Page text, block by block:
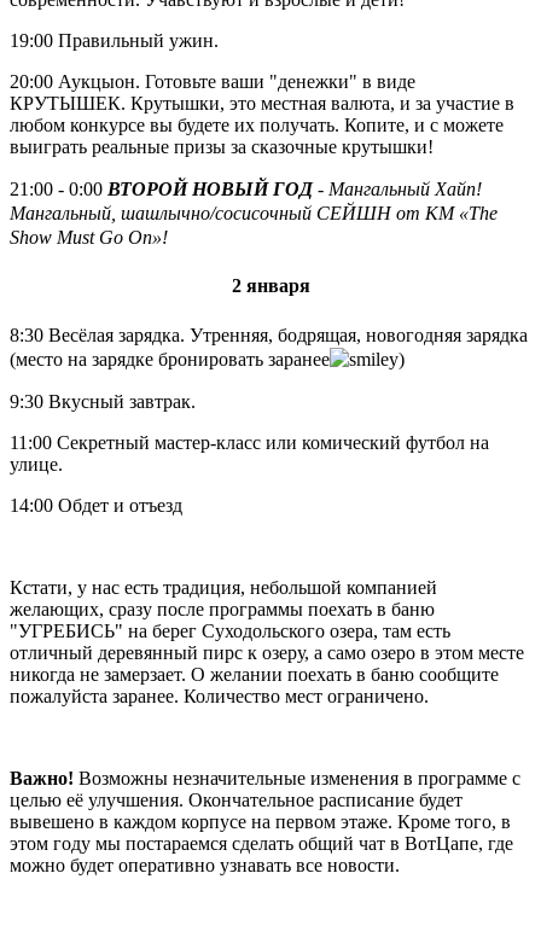
19:00 Правильный ужин.
20:00 Аукцыон. Готовьте ваши "денежки" в виде
КРУТЫШЕК. Крутышки, это местная валюта, и за участие в
любом конкурсе вы будете их получать. Копите, и с можете
выиграть реальные призы за сказочные крутышки!
21:00 - 0:00 ВТОРОЙ НОВЫЙ ГОД- Мангальный Хайп!
Мангальный, шашлычно/сосисочный СЕЙШН от КМ «The
Show Must Go On»!
2 января
8:30 Весёлая зарядка. Утренняя, бодрящая, новогодняя зарядка
(место на зарядке бронировать заранее
)
9:30 Вкусный завтрак.
11:00 Секретный мастер-класс или комический футбол на
улице.
14:00 Обдет и отъезд
Кстати, у нас есть традиция, небольшой компанией
желающих, сразу после программы поехать в баню
"УГРЕБИСЬ" на берег Суходольского озера, там есть
отличный деревянный пирс к озеру, а само озеро в этом месте
никогда не замерзает. О желании поехать в баню сообщите
пожалуйста заранее. Количество мест ограничено.
Важно! Возможны незначительные изменения в программе с
целью её улучшения. Окончательное расписание будет
вывешено в каждом корпусе на первом этаже. Кроме того, в
этом году мы постараемся сделать общий чат в ВотЦапе, где
можно будет оперативно узнавать все новости.